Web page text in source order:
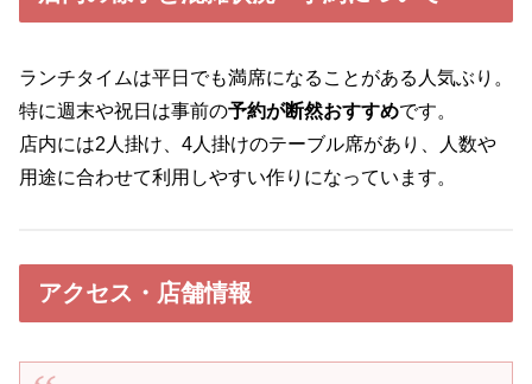
ランチタイムは平日でも満席になることがある人気ぶり。
特に週末や祝日は事前の予約が断然おすすめです。
店内には2人掛け、4人掛けのテーブル席があり、人数や
用途に合わせて利用しやすい作りになっています。
アクセス・店舗情報